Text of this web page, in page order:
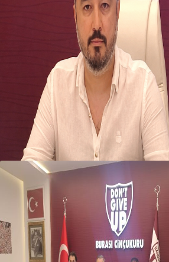
Oğuzbeyi’nden Balıkesirspor
yönetimine cevap : Herkes kendine
yakışanı yapar, buluttan nem
kapmayın!
07 Ağustos 2026